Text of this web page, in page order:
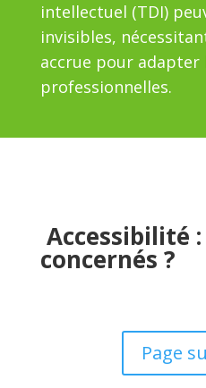
intellectuel (TDI)
invisibles,
accrue pour adapter
professionnelles.
Accessibilité
concernés ?
Page